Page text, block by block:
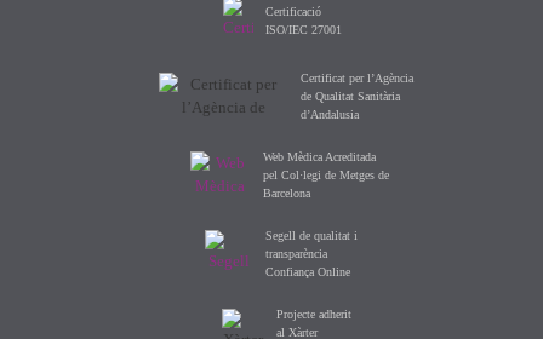
Certificació
ISO/IEC 27001
Certificat per l’Agència
de Qualitat Sanitària
d’Andalusia
Web Mèdica Acreditada
pel Col·legi de Metges de
Barcelona
Segell de qualitat i
transparència
Confiança Online
Projecte adherit
al Xàrter